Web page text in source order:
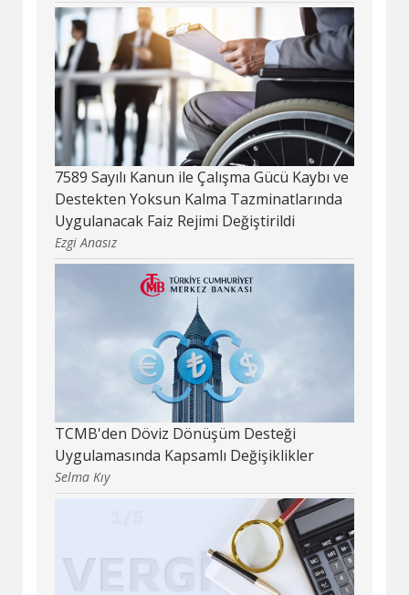
7589 Sayılı Kanun ile Çalışma Gücü Kaybı ve
Destekten Yoksun Kalma Tazminatlarında
Uygulanacak Faiz Rejimi Değiştirildi
Ezgi Anasız
TCMB'den Döviz Dönüşüm Desteği
Uygulamasında Kapsamlı Değişiklikler
Selma Kıy